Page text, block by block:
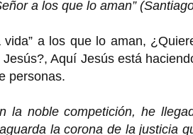
a los que lo aman”
vida” a los que lo aman,
Aquí Jesús está
personas.
la noble competición, he
la corona de la justicia